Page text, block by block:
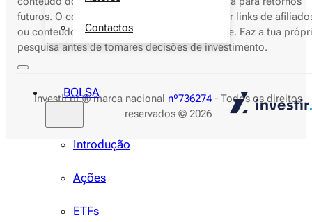
Contactos
BOLSA
Introdução
Ações
ETFs
futuros. O conteúdo do Investir.pt pode conter links de
ou conteúdo patrocinado para sustentar o site. Faz a tua
pesquisa antes de tomares decisões de investimento.
Investir.pt ® marca nacional nº736274- Todos os direitos
reservados © 2026